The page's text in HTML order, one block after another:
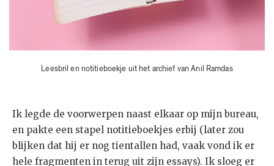
Leesbril en notitieboekje uit het archief van Anil Ramdas
Ik legde de voorwerpen naast elkaar op mijn bureau,
en pakte een stapel notitieboekjes erbij (later zou
blijken dat hij er nog tientallen had, vaak vond ik er
hele fragmenten in terug uit zijn essays). Ik sloeg er